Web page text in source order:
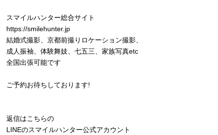
スマイルハンター総合サイト
https://smilehunter.jp
結婚式撮影、京都前撮りロケーション撮影、
成人振袖、体験舞妓、七五三、家族写真etc
全国出張可能です
ご予約お待ちしております!
返信はこちらの
LINEのスマイルハンター公式アカウント